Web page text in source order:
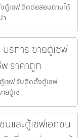
ตู้เซฟ ติดต่อสอบถามได้
ริการ ขายตู้เซฟ
ราคาถูก
เซฟ รับติดตั้งตู้เซฟ
ยตู้เซ
และตู้เซฟเอกชน